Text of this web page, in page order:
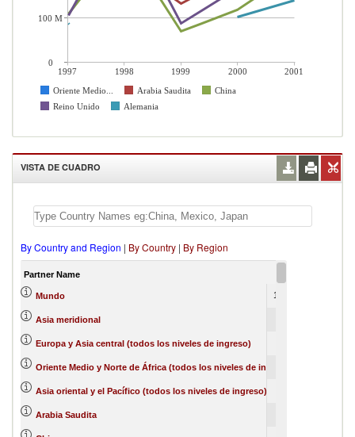
1997 1998 1999 2000
2001
Oriente Medio...
Arabia Saudita
China
Reino Unido
Alemania
100 M
0
VISTA DE CUADRO
By Country and Region | By Country | By Region
Partner Name
Mundo 1633988
Asia meridional
Europa y Asia central (todos los niveles de ingreso)
Oriente Medio y Norte de África (todos los niveles de ingreso)
Asia oriental y el Pacífico (todos los niveles de ingreso)
Arabia Saudita